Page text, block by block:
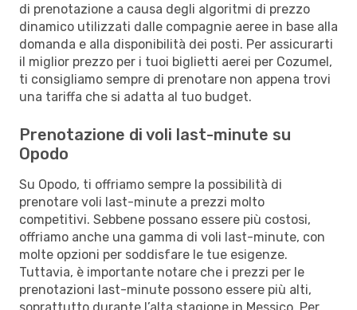
di prenotazione a causa degli algoritmi di prezzo
dinamico utilizzati dalle compagnie aeree in base alla
domanda e alla disponibilità dei posti. Per assicurarti
il miglior prezzo per i tuoi biglietti aerei per Cozumel,
ti consigliamo sempre di prenotare non appena trovi
una tariffa che si adatta al tuo budget.
Prenotazione di voli last-minute su
Opodo
Su Opodo, ti offriamo sempre la possibilità di
prenotare voli last-minute a prezzi molto
competitivi. Sebbene possano essere più costosi,
offriamo anche una gamma di voli last-minute, con
molte opzioni per soddisfare le tue esigenze.
Tuttavia, è importante notare che i prezzi per le
prenotazioni last-minute possono essere più alti,